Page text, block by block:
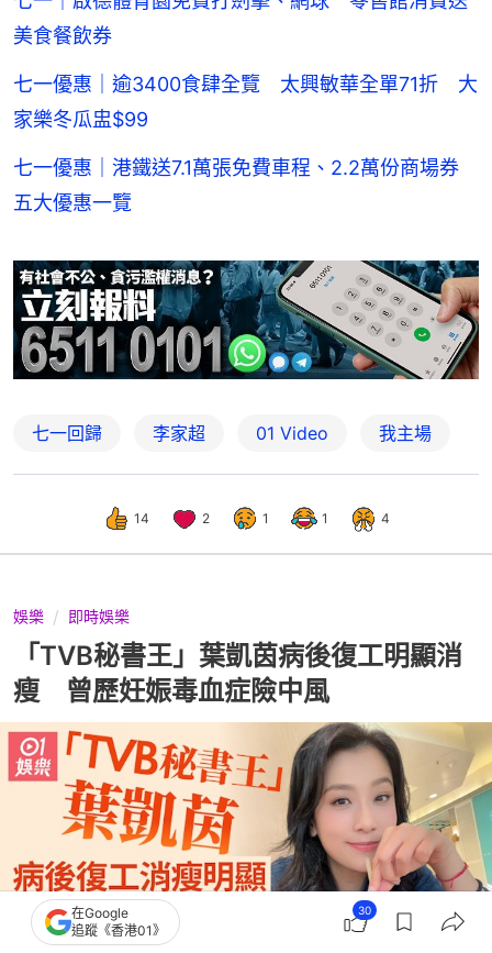
美食餐飲券
七一優惠｜逾3400食肆全覽 太興敏華全單71折 大
家樂冬瓜盅$99
七一優惠｜港鐵送7.1萬張免費車程、2.2萬份商場券
五大優惠一覽
七一回歸 李家超 01 Video 我主場
14 2 1 1 4
娛樂 即時娛樂
「TVB秘書王」葉凱茵病後復工明顯消
瘦 曾歷妊娠毒血症險中風
在Google
追蹤《香港01》
30